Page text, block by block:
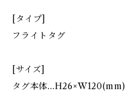
[タイプ]
フライトタグ
[サイズ]
タグ本体...H26×W120(mm)